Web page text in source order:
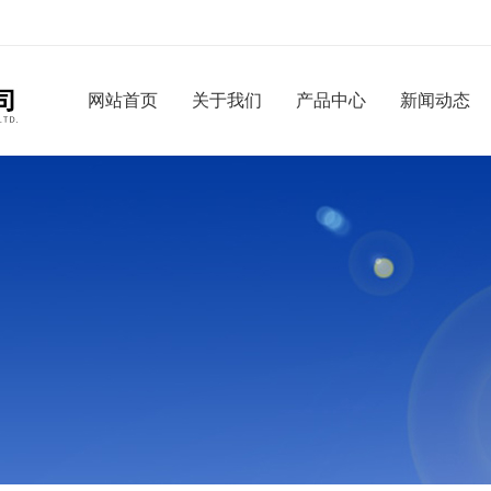
网站首页 关于我们 产品中心 新闻动态